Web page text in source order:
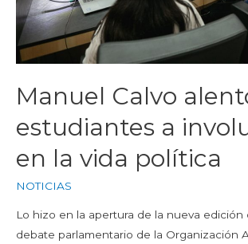
Manuel Calvo
estudiantes a
en la vida política
NOTICIAS
Lo hizo en la apertura de la nueva
debate parlamentario de la Organización